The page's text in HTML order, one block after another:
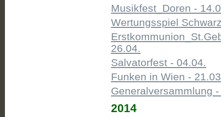
Musikfest_Doren -
Wertungsspiel
26.04.
Salvatorfest - 04.04.
Funken in Wien -
Generalversammlung
2014